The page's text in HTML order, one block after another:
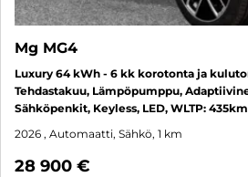
Mg MG4
Luxury 64 kWh - 6 kk korotonta ja
Tehdastakuu, Lämpöpumppu,
Sähköpenkit, Keyless, LED, WLTP: 435km
2026 , Automaatti, Sähkö, 1 km
28 900 €